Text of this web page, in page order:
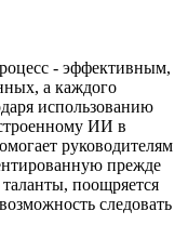
- эффективным,
а каждого
использованию
ИИ в
руководителям
прежде
поощряется
следовать